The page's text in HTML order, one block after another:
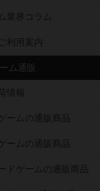
業界コラム
利用案内
ム通販
情報
ームの通販商品
ームの通販商品
ドゲームの通販商品